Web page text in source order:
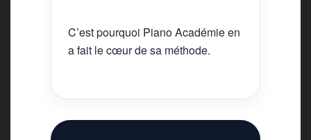
C’est pourquoi Piano Académie en
a fait le cœur de sa méthode.